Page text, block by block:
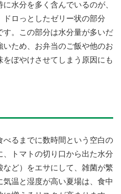
水分を多く含んでいるのが、
ロっとしたゼリー状の部分
す。この部分は水分量が多いだ
ため、お弁当のご飯や他のお
ぼやけさせてしまう原因にも
べるまでに数時間という空白の
トマトの切り口から出た水分
ど）をエサにして、雑菌が繁
温と湿度が高い夏場は、食中